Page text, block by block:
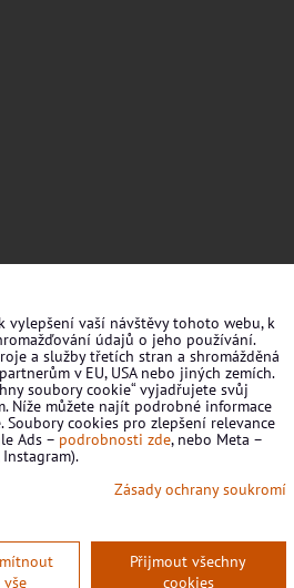
ochrany soukromí
vylepšení vaší návštěvy tohoto webu, k
údajů o jeho používání.
a služby třetích stran a shromážděná
v EU, USA nebo jiných zemích.
soubory cookie“ vyjadřujete svůj
Níže můžete najít podrobné informace
Soubory cookies pro zlepšení relevance
Ads –podrobnosti zde, nebo Meta –
Instagram).
Zásady ochrany soukromí
Přijmout všechny
cookies
vše